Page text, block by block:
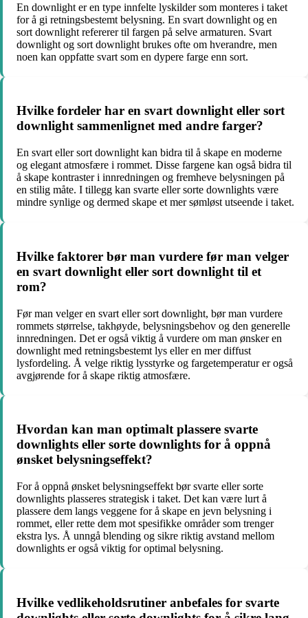
En downlight er en type innfelte lyskilder som monteres i taket
for å gi retningsbestemt belysning. En svart downlight og en
sort downlight refererer til fargen på selve armaturen. Svart
downlight og sort downlight brukes ofte om hverandre, men
noen kan oppfatte svart som en dypere farge enn sort.
Hvilke fordeler har en svart downlight eller sort
downlight sammenlignet med andre farger?
En svart eller sort downlight kan bidra til å skape en moderne
og elegant atmosfære i rommet. Disse fargene kan også bidra til
å skape kontraster i innredningen og fremheve belysningen på
en stilig måte. I tillegg kan svarte eller sorte downlights være
mindre synlige og dermed skape et mer sømløst utseende i taket.
Hvilke faktorer bør man vurdere før man velger
en svart downlight eller sort downlight til et
rom?
Før man velger en svart eller sort downlight, bør man vurdere
rommets størrelse, takhøyde, belysningsbehov og den generelle
innredningen. Det er også viktig å vurdere om man ønsker en
downlight med retningsbestemt lys eller en mer diffust
lysfordeling. Å velge riktig lysstyrke og fargetemperatur er også
avgjørende for å skape riktig atmosfære.
Hvordan kan man optimalt plassere svarte
downlights eller sorte downlights for å oppnå
ønsket belysningseffekt?
For å oppnå ønsket belysningseffekt bør svarte eller sorte
downlights plasseres strategisk i taket. Det kan være lurt å
plassere dem langs veggene for å skape en jevn belysning i
rommet, eller rette dem mot spesifikke områder som trenger
ekstra lys. Å unngå blending og sikre riktig avstand mellom
downlights er også viktig for optimal belysning.
Hvilke vedlikeholdsrutiner anbefales for svarte